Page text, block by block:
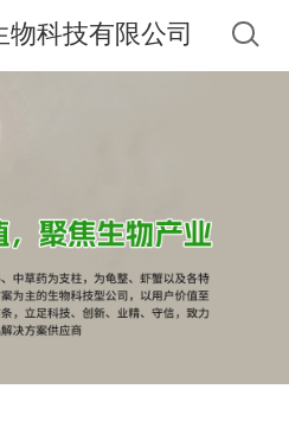
科技有限公司